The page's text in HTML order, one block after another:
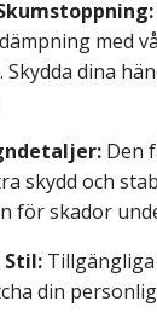
med
dina
Den
skydd och
för skador
Stil:
din